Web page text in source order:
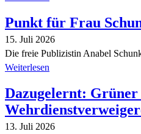
Punkt für Frau
15. Juli 2026
Die freie Publizistin Anabel
Weiterlesen
Dazugelernt:
13. Juli 2026